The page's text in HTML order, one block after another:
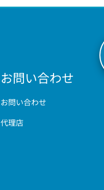
お問い合わせ
お問い合わせ
代理店